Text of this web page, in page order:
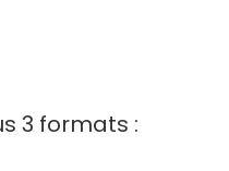
3 formats :